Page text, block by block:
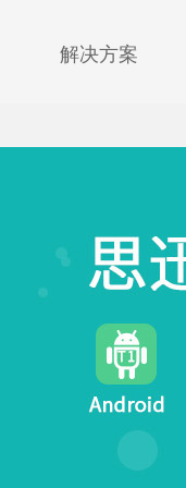
解决方案